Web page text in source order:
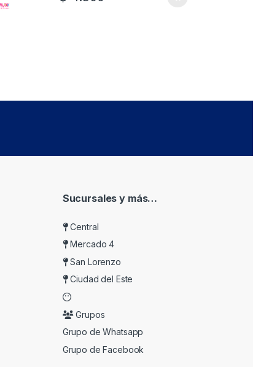
Sucursales y más…
Central
Mercado 4
San Lorenzo
Ciudad del Este
Grupos
Grupo de Whatsapp
Grupo de Facebook